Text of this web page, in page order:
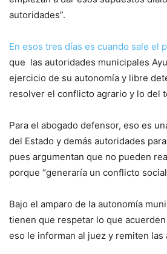
autoridades”.
En esos tres días es cuando sale el
que las autoridades municipales
ejercicio de su autonomía y libre
resolver el conflicto agrario y lo del
Para el abogado defensor, eso es
del Estado y demás autoridades
pues argumentan que no pueden
porque “generaría un conflicto
Bajo el amparo de la autonomía
tienen que respetar lo que
eso le informan al juez y remiten las